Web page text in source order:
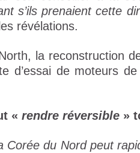
s’ils prenaient cette
révélations.
la reconstruction
d’essai de moteurs
« rendre réversible »
Corée du Nord peut